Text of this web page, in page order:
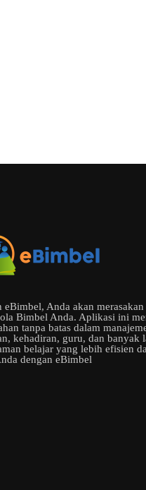
eBimbel, Anda akan
Bimbel Anda. Aplikasi ini
tanpa batas dalam
kehadiran, guru, dan banyak
belajar yang lebih efisien
dengan eBimbel